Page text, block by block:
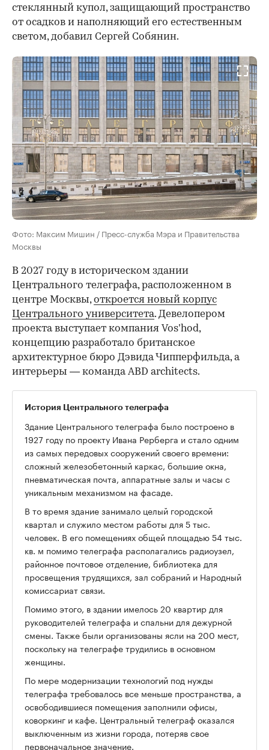
стеклянный купол, защищающий пространство
от осадков и наполняющий его естественным
светом, добавил Сергей Собянин.
Фото: Максим Мишин / Пресс-служба Мэра и Правительства
Москвы
В 2027 году в историческом здании
Центрального телеграфа, расположенном в
центре Москвы,откроется новый корпус
Центрального университета. Девелопером
проекта выступает компания Vos’hod,
концепцию разработало британское
архитектурное бюро Дэвида Чипперфильда, а
интерьеры — команда ABD architects.
История Центрального телеграфа
Здание Центрального телеграфа было построено в
1927 году по проекту Ивана Рерберга и стало одним
из самых передовых сооружений своего времени:
сложный железобетонный каркас, большие окна,
пневматическая почта, аппаратные залы и часы с
уникальным механизмом на фасаде.
В то время здание занимало целый городской
квартал и служило местом работы для 5 тыс.
человек. В его помещениях общей площадью 54 тыс.
кв. м помимо телеграфа располагались радиоузел,
районное почтовое отделение, библиотека для
просвещения трудящихся, зал собраний и Народный
комиссариат связи.
Помимо этого, в здании имелось 20 квартир для
руководителей телеграфа и спальни для дежурной
смены. Также были организованы ясли на 200 мест,
поскольку на телеграфе трудились в основном
женщины.
По мере модернизации технологий под нужды
телеграфа требовалось все меньше пространства, а
освободившиеся помещения заполнили офисы,
коворкинг и кафе. Центральный телеграф оказался
выключенным из жизни города, потеряв свое
первоначальное значение.